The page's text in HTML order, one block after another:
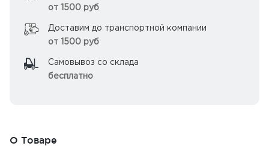
от 1500 руб
Доставим до транспортной компании
от 1500 руб
Самовывоз со склада
бесплатно
О Товаре